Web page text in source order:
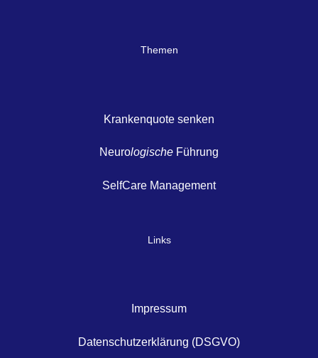
Themen
Krankenquote senken
Neurologische Führung
SelfCare Management
Links
Impressum
Datenschutzerklärung (DSGVO)